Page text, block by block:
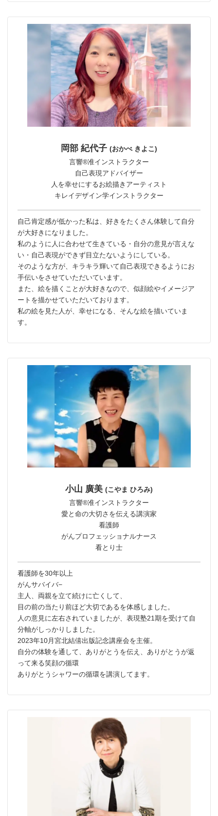
岡部 紀代子 (おかべ きよこ)
言響®︎准インストラクター
自己表現アドバイザー
人を幸せにするお絵描きアーティスト
キレイデザイン学インストラクター
自己肯定感が低かった私は、好きをたくさん体験して自分
が大好きになりました。
私のように人に合わせて生きている・自分の意見が言えな
い・自己表現ができず目立たないようにしている。
そのような方が、キラキラ輝いて自己表現できるようにお
手伝いをさせていただいています。
また、絵を描くことが大好きなので、似顔絵やイメージア
ートを描かせていただいております。
私の絵を見た人が、幸せになる、そんな絵を描いていま
す。
小山 廣美 (こやま ひろみ)
言響®︎准インストラクター
愛と命の大切さを伝える講演家
看護師
がんプロフェッショナルナース
看とり士
看護師を30年以上
がんサバイバ−
主人、両親を立て続けに亡くして、
目の前の当たり前ほど大切であるを体感しました。
人の意見に左右されていましたが、表現塾21期を受けて自
分軸がしっかりしました。
2023年10月宮北結僖出版記念講座会を主催。
自分の体験を通して、ありがとうを伝え、ありがとうが返
って来る笑顔の循環
ありがとうシャワーの循環を講演してます。